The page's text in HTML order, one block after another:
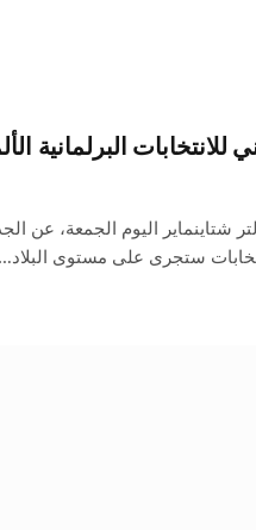
البرلمانية
شتاينماير اليوم الجمعة، عن
ستجرى على مستوى البلاد…